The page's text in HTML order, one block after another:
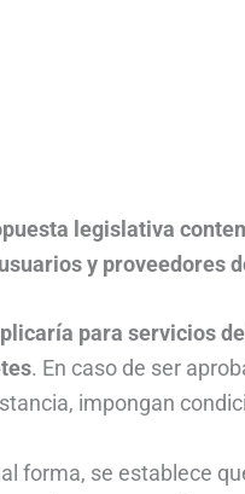
legislativa
y proveedores
para servicios
. En caso de ser
impongan
forma, se establece